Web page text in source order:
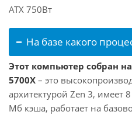
ATX 750Вт
На базе какого
Этот компьютер собран
5700X – это
архитектурой Zen 3, имеет
Мб кэша, работает на